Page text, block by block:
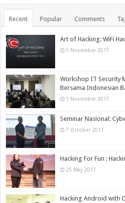
Recent Popular Comments
Art of Hacking: WiFi
5 November 2017
Workshop IT Security
Bersama Indonesian
1 November 2017
Seminar Nasional:
7 October 2017
Hacking For Fun :
25 May 2017
Hacking Android with